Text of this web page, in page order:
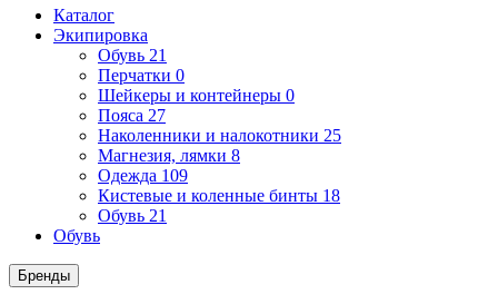
Каталог
Экипировка
Обувь 21
Перчатки 0
Шейкеры и контейнеры 0
Пояса 27
Наколенники и налокотники 25
Магнезия, лямки 8
Одежда 109
Кистевые и коленные бинты 18
Обувь 21
Обувь
Бренды